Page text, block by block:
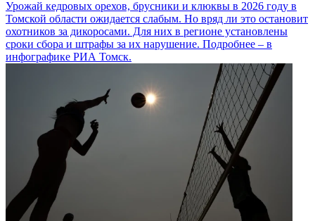
Урожай кедровых орехов, брусники и клюквы в 2026 году в
Томской области ожидается слабым. Но вряд ли это остановит
охотников за дикоросами. Для них в регионе установлены
сроки сбора и штрафы за их нарушение. Подробнее – в
инфографике РИА Томск.